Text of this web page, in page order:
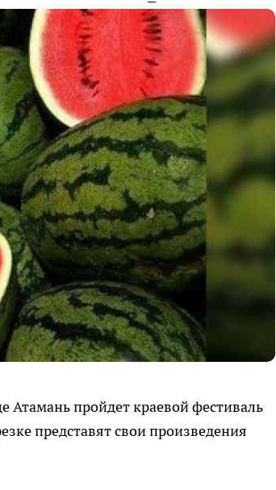
Атамань пройдет краевой фестиваль
представят свои произведения